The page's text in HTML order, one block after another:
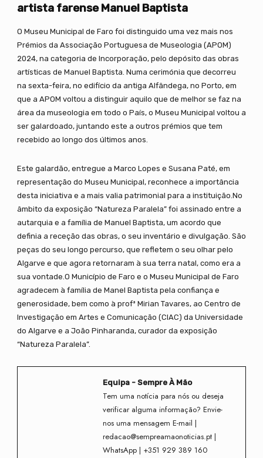
artista farense Manuel Baptista
O Museu Municipal de Faro foi distinguido uma vez mais nos
Prémios da Associação Portuguesa de Museologia (APOM)
2024, na categoria de Incorporação, pelo depósito das obras
artísticas de Manuel Baptista. Numa cerimónia que decorreu
na sexta-feira, no edifício da antiga Alfândega, no Porto, em
que a APOM voltou a distinguir aquilo que de melhor se faz na
área da museologia em todo o País, o Museu Municipal voltou a
ser galardoado, juntando este a outros prémios que tem
recebido ao longo dos últimos anos.
Este galardão, entregue a Marco Lopes e Susana Paté, em
representação do Museu Municipal, reconhece a importância
desta iniciativa e a mais valia patrimonial para a instituição.No
âmbito da exposição “Natureza Paralela” foi assinado entre a
autarquia e a família de Manuel Baptista, um acordo que
definia a receção das obras, o seu inventário e divulgação. São
peças do seu longo percurso, que refletem o seu olhar pelo
Algarve e que agora retornaram à sua terra natal, como era a
sua vontade.O Município de Faro e o Museu Municipal de Faro
agradecem à família de Manel Baptista pela confiança e
generosidade, bem como à profª Mirian Tavares, ao Centro de
Investigação em Artes e Comunicação (CIAC) da Universidade
do Algarve e a João Pinharanda, curador da exposição
“Natureza Paralela”.
Equipa - Sempre À Mão
Tem uma notícia para nós ou deseja
verificar alguma informação? Envie-
nos uma mensagem E-mail |
redacao@sempreamaonoticias.pt |
WhatsApp | +351 929 389 160